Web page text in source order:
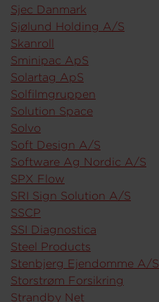
Sjec Danmark
Sjølund Holding A/S
Skanroll
Sminipac ApS
Solartag ApS
Solfilmgruppen
Solution Space
Solvo
Soft Design A/S
Software Ag Nordic A/S
SPX Flow
SRI Sign Solution A/S
SSCP
SSI Diagnostica
Steel Products
Stenbjerg Ejendomme A/S
Storstrøm Forsikring
Strandby Net